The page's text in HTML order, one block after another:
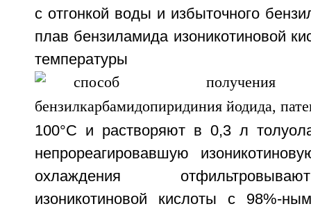
с отгонкой воды и избыточного
плав бензиламида изоникотиновой
100°С и растворяют в 0,3 л
непрореагировавшую
охлаждения
изоникотиновой кислоты с 98%-